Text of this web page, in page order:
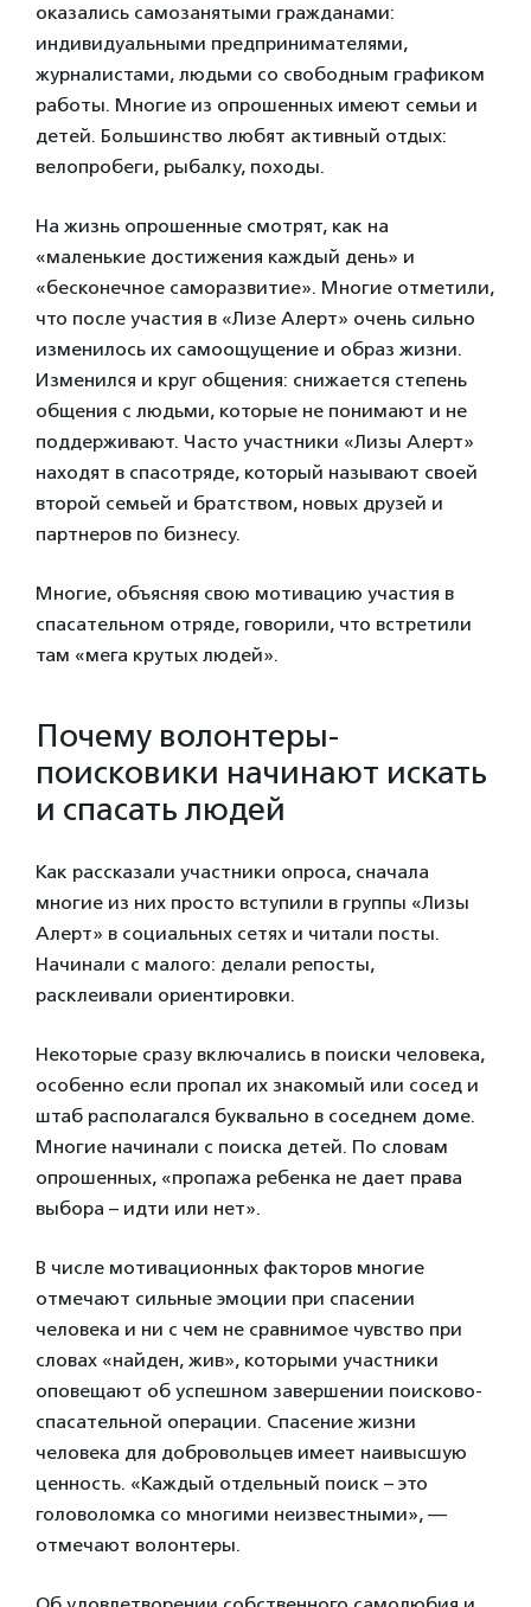
оказались самозанятыми гражданами:
индивидуальными предпринимателями,
журналистами, людьми со свободным графиком
работы. Многие из опрошенных имеют семьи и
детей. Большинство любят активный отдых:
велопробеги, рыбалку, походы.
На жизнь опрошенные смотрят, как на
«маленькие достижения каждый день» и
«бесконечное саморазвитие». Многие отметили,
что после участия в «Лизе Алерт» очень сильно
изменилось их самоощущение и образ жизни.
Изменился и круг общения: снижается степень
общения с людьми, которые не понимают и не
поддерживают. Часто участники «Лизы Алерт»
находят в спасотряде, который называют своей
второй семьей и братством, новых друзей и
партнеров по бизнесу.
Многие, объясняя свою мотивацию участия в
спасательном отряде, говорили, что встретили
там «мега крутых людей».
Почему волонтеры-
поисковики начинают искать
и спасать людей
Как рассказали участники опроса, сначала
многие из них просто вступили в группы «Лизы
Алерт» в социальных сетях и читали посты.
Начинали с малого: делали репосты,
расклеивали ориентировки.
Некоторые сразу включались в поиски человека,
особенно если пропал их знакомый или сосед и
штаб располагался буквально в соседнем доме.
Многие начинали с поиска детей. По словам
опрошенных, «пропажа ребенка не дает права
выбора – идти или нет».
В числе мотивационных факторов многие
отмечают сильные эмоции при спасении
человека и ни с чем не сравнимое чувство при
словах «найден, жив», которыми участники
оповещают об успешном завершении поисково-
спасательной операции. Спасение жизни
человека для добровольцев имеет наивысшую
ценность. «Каждый отдельный поиск – это
головоломка со многими неизвестными», —
отмечают волонтеры.